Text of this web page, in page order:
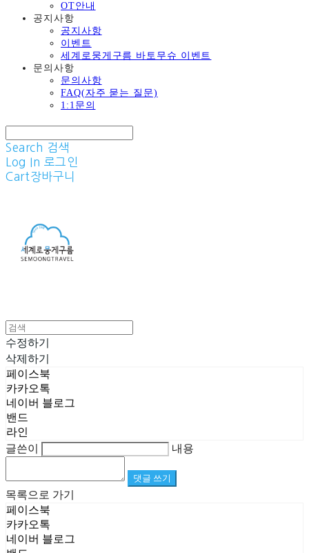
OT안내
공지사항
공지사항
이벤트
세계로뭉게구름 바토무슈 이벤트
문의사항
문의사항
FAQ(자주 묻는 질문)
1:1문의
Search 검색
Log In 로그인
Cart장바구니
수정하기
삭제하기
페이스북
카카오톡
네이버 블로그
밴드
라인
글쓴이 내용
댓글 쓰기
목록으로 가기
페이스북
카카오톡
네이버 블로그